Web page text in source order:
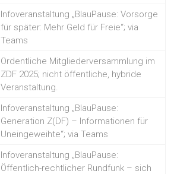
Infoveranstaltung „BlauPause: Vorsorge
für später: Mehr Geld für Freie“; via
Teams
Ordentliche Mitgliederversammlung im
ZDF 2025; nicht öffentliche, hybride
Veranstaltung.
Infoveranstaltung „BlauPause:
Generation Z(DF) – Informationen für
Uneingeweihte“; via Teams
Infoveranstaltung „BlauPause:
Öffentlich-rechtlicher Rundfunk – sich